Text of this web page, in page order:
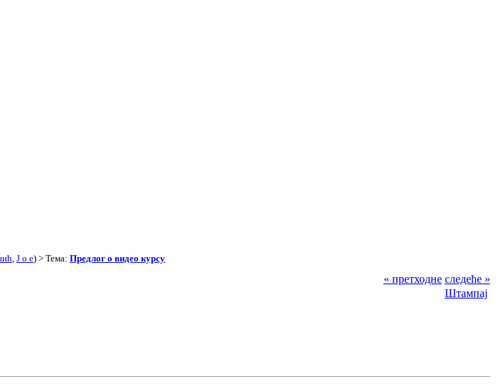
J o e) > Тема: Предлог о видео курсу
« претходне следеће »
Штампај